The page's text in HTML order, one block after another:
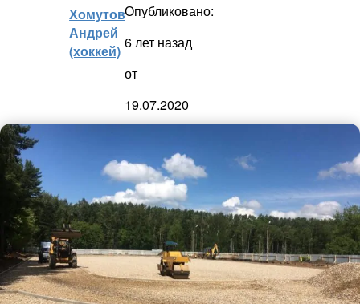
Хомутов
Андрей
(хоккей)
Опубликовано:
6 лет назад
от
19.07.2020